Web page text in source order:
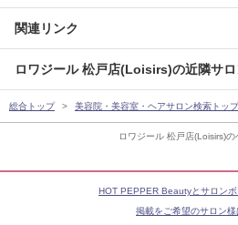
ロワジール 松戸店(Loisirs)
関連リンク
ロワジール 松戸店(Loisirs)の近隣サ
総合トップ 美容院・美容室・ヘアサロン検索トップ
HOT PEPPER Beautyとサロン
掲載をご希望のサロン様